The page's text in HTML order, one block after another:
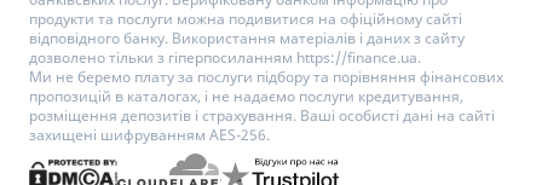
продукти та послуги можна подивитися на офіційному сайті
відповідного банку. Використання матеріалів і даних з сайту
дозволено тільки з гіперпосиланням https://finance.ua.
Ми не беремо плату за послуги підбору та порівняння фінансових
пропозицій в каталогах, і не надаємо послуги кредитування,
розміщення депозитів і страхування. Ваші особисті дані на сайті
захищені шифруванням AES-256.